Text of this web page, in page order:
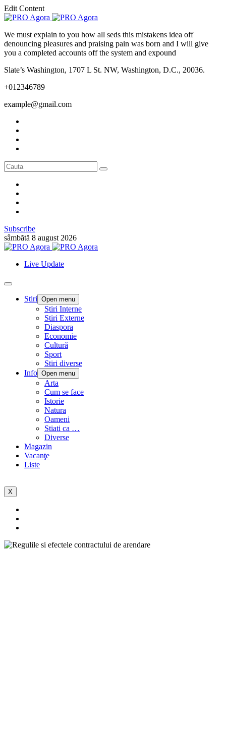
Edit Content
We must explain to you how all seds this mistakens idea off
denouncing pleasures and praising pain was born and I will give
you a completed accounts off the system and expound
Slate’s Washington, 1707 L St. NW, Washington, D.C., 20036.
+012346789
example@gmail.com
Subscribe
sâmbătă 8 august 2026
Live Update
Stiri Open menu
Stiri Interne
Stiri Externe
Diaspora
Economie
Cultură
Sport
Stiri diverse
Info Open menu
Arta
Cum se face
Istorie
Natura
Oameni
Stiati ca …
Diverse
Magazin
Vacanţe
Liste
X